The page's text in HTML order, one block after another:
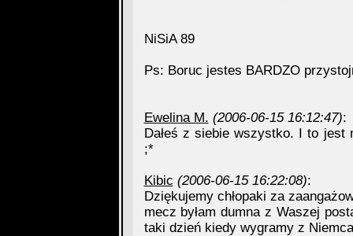
NiSiA 89
Ps: Boruc jestes BARDZO
Ewelina M. (2006-06-15 16:12:47):
Dałeś z siebie wszystko. I to jest
;*
Kibic (2006-06-15 16:22:08):
Dziękujemy chłopaki za
mecz byłam dumna z Waszej
taki dzień kiedy wygramy z